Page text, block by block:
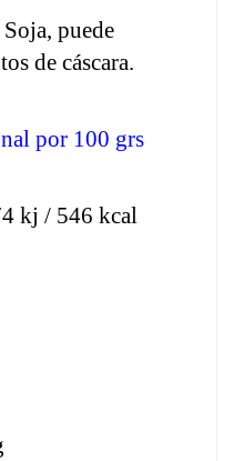
puede
de cáscara.
por 100 grs
kj / 546 kcal